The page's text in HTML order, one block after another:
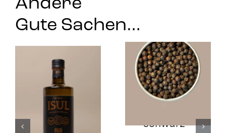
Andere
Gute Sachen…
schwarz